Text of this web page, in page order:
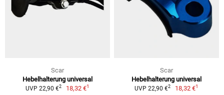
Scar
Hebelhalterung universal
UVP 22,90 €2 18,32 €1
Scar
Hebelhalterung universal
UVP 22,90 €2 18,32 €1